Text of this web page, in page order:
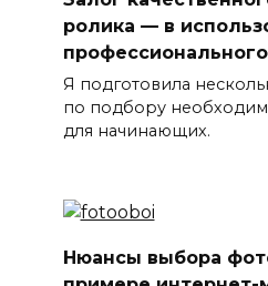
ролика — в
Я подготовила
по подбору
для начинающих.
Нюансы выбора